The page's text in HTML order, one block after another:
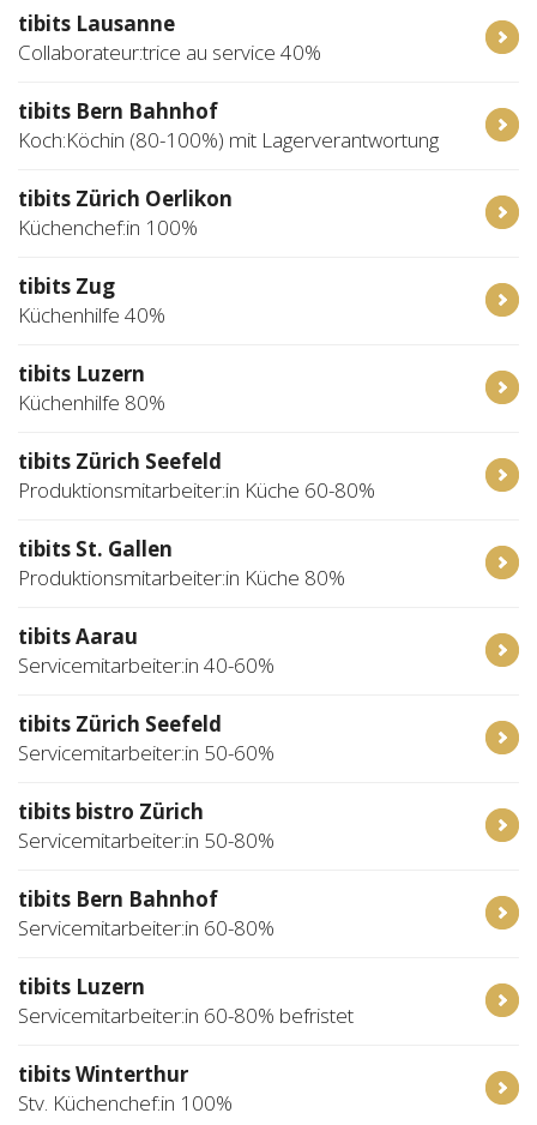
tibits Lausanne
Collaborateur:trice au service 40%
tibits Bern Bahnhof
Koch:Köchin (80-100%) mit Lagerverantwortung
tibits Zürich Oerlikon
Küchenchef:in 100%
tibits Zug
Küchenhilfe 40%
tibits Luzern
Küchenhilfe 80%
tibits Zürich Seefeld
Produktionsmitarbeiter:in Küche 60-80%
tibits St. Gallen
Produktionsmitarbeiter:in Küche 80%
tibits Aarau
Servicemitarbeiter:in 40-60%
tibits Zürich Seefeld
Servicemitarbeiter:in 50-60%
tibits bistro Zürich
Servicemitarbeiter:in 50-80%
tibits Bern Bahnhof
Servicemitarbeiter:in 60-80%
tibits Luzern
Servicemitarbeiter:in 60-80% befristet
tibits Winterthur
Stv. Küchenchef:in 100%